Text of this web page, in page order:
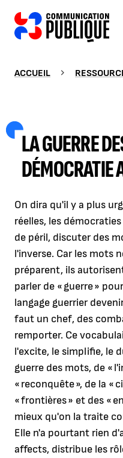
ACCUEIL
LA GUERRE
DÉMOCRATIE
On dira qu'il y a plus
réelles, les
de péril, discuter des
l'inverse. Car les mots
préparent, ils
parler de « guerre »
langage guerrier
faut un chef, des
remporter. Ce
l'excite, le simplifie, le
guerre des mots, de «
« reconquête », de la «
« frontières » et des «
mieux qu'on la traite
Elle n'a pourtant rien
affects, distribue les